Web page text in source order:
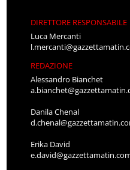
DIRETTORE RESPONSABILE
Luca Mercanti
REDAZIONE
Alessandro Bianchet
Danila Chenal
Erika David